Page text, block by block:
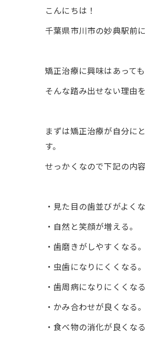
こんにちは！
千葉県市川市の妙典駅前
矯正治療に興味はあって
そんな踏み出せない理由
まずは矯正治療が自分に
す。
せっかくなので下記の内
・見た目の歯並びがよくな
・自然と笑顔が増える。
・歯磨きがしやすくなる。
・虫歯になりにくくなる。
・歯周病になりにくくなる
・かみ合わせが良くなる。
・食べ物の消化が良くなる